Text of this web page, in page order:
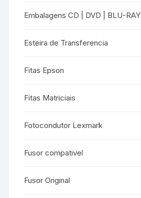
Embalagens CD | DVD | BLU-RAY
Esteira de Transferencia
Fitas Epson
Fitas Matriciais
Fotocondutor Lexmark
Fusor compativel
Fusor Original